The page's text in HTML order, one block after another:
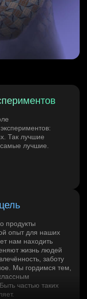
Так лучшие
лучшие.
продукты
опыт для наших
нам находить
жизнь людей
заботу
Мы гордимся тем,
частью таких